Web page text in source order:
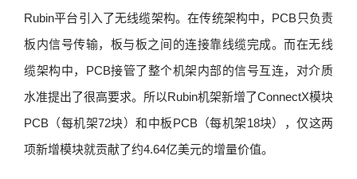
Rubin平台引入了无线缆架构。在传统架构中，PCB只负责
板内信号传输，板与板之间的连接靠线缆完成。而在无线
缆架构中，PCB接管了整个机架内部的信号互连，对介质
水准提出了很高要求。所以Rubin机架新增了ConnectX模块
PCB（每机架72块）和中板PCB（每机架18块），仅这两
项新增模块就贡献了约4.64亿美元的增量价值。